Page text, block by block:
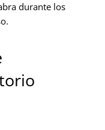
durante los